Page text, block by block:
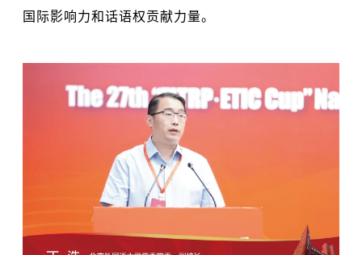
国际影响力和话语权贡献力量。